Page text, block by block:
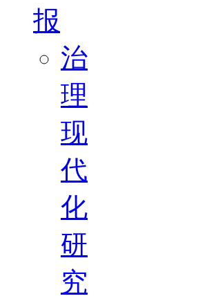
报
治
理
现
代
化
研
究